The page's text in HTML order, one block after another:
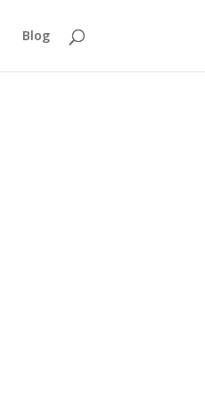
Blog